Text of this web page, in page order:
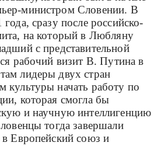
министром Словении. В
сразу после российско-
на который в Любляну
с представительной
рабочий визит В. Путина в
лидеры двух стран
культуры начать работу по
которая смогла бы
и научную интеллигенцию
тогда завершали
в Европейский союз и